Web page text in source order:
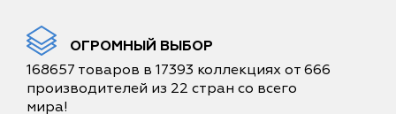
ОГРОМНЫЙ ВЫБОР
168657 товаров в 17393 коллекциях от 666
производителей из 22 стран со всего
мира!